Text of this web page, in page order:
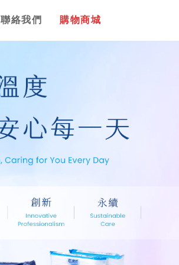
聯絡我們 購物商城